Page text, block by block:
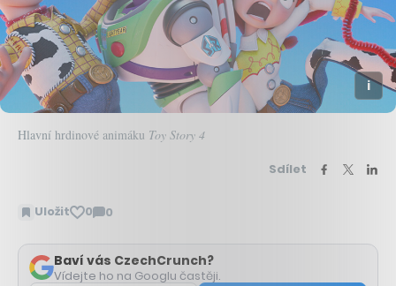
Hlavní hrdinové animáku Toy Story 4
Sdílet
Uložit 0 0
Zobrazit
Baví vás CzechCrunch?
Vídejte ho na Googlu častěji.